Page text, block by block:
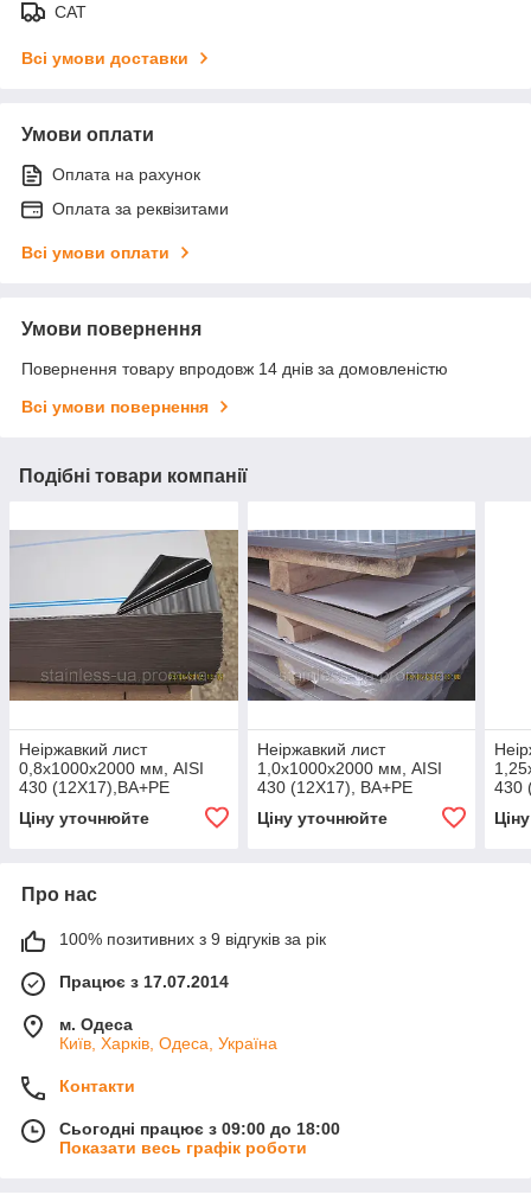
САТ
Всі умови доставки
Умови оплати
Оплата на рахунок
Оплата за реквізитами
Всі умови оплати
Умови повернення
Повернення товару впродовж 14 днів за домовленістю
Всі умови повернення
Подібні товари компанії
Неіржавкий лист
0,8х1000х2000 мм, AISI
430 (12X17),ВА+РЕ
Ціну уточнюйте
Неіржавкий лист
1,0х1000х2000 мм, AISI
430 (12X17), ВА+PE
Ціну уточнюйте
430
Про нас
100% позитивних з 9 відгуків за рік
Працює з 17.07.2014
м. Одеса
Київ, Харків, Одеса, Україна
Контакти
Сьогодні працює з 09:00 до 18:00
Показати весь графік роботи